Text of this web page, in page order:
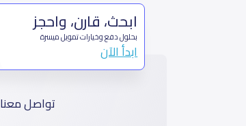
ابحث، قارن، واحجز
بحلول دفع وخيارات تمويل ميسرة
ابدأ الآن
تواصل معنا